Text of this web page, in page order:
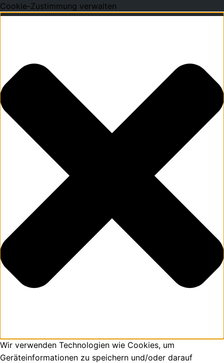
Cookie-Zustimmung verwalten
Wir verwenden Technologien wie Cookies, um
Geräteinformationen zu speichern und/oder darauf